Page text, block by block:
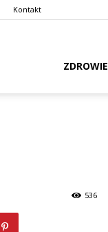
Kontakt
ZDROWIE
536